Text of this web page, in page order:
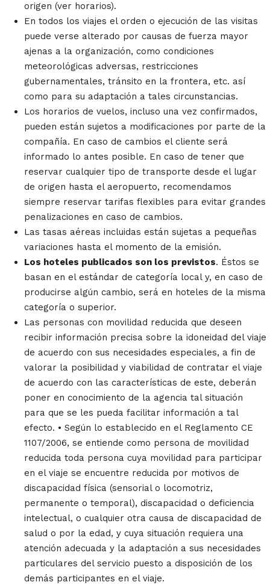
origen (ver horarios).
En todos los viajes el orden o ejecución de las visitas
puede verse alterado por causas de fuerza mayor
ajenas a la organización, como condiciones
meteorológicas adversas, restricciones
gubernamentales, tránsito en la frontera, etc. así
como para su adaptación a tales circunstancias.
Los horarios de vuelos, incluso una vez confirmados,
pueden están sujetos a modificaciones por parte de la
compañía. En caso de cambios el cliente será
informado lo antes posible. En caso de tener que
reservar cualquier tipo de transporte desde el lugar
de origen hasta el aeropuerto, recomendamos
siempre reservar tarifas flexibles para evitar grandes
penalizaciones en caso de cambios.
Las tasas aéreas incluidas están sujetas a pequeñas
variaciones hasta el momento de la emisión.
Los hoteles publicados son los previstos. Éstos se
basan en el estándar de categoría local y, en caso de
producirse algún cambio, será en hoteles de la misma
categoría o superior.
Las personas con movilidad reducida que deseen
recibir información precisa sobre la idoneidad del viaje
de acuerdo con sus necesidades especiales, a fin de
valorar la posibilidad y viabilidad de contratar el viaje
de acuerdo con las características de este, deberán
poner en conocimiento de la agencia tal situación
para que se les pueda facilitar información a tal
efecto. • Según lo establecido en el Reglamento CE
1107/2006, se entiende como persona de movilidad
reducida toda persona cuya movilidad para participar
en el viaje se encuentre reducida por motivos de
discapacidad física (sensorial o locomotriz,
permanente o temporal), discapacidad o deficiencia
intelectual, o cualquier otra causa de discapacidad de
salud o por la edad, y cuya situación requiera una
atención adecuada y la adaptación a sus necesidades
particulares del servicio puesto a disposición de los
demás participantes en el viaje.